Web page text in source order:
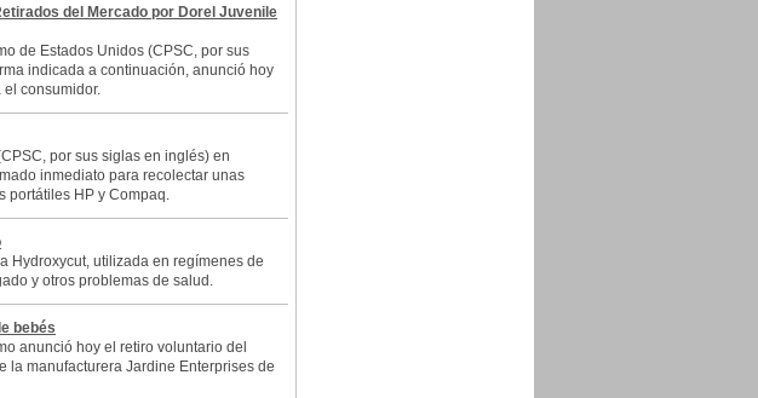
del Mercado por Dorel Juvenile
de Estados Unidos (CPSC, por sus
indicada a continuación, anunció hoy
consumidor.
por sus siglas en inglés) en
inmediato para recolectar unas
portátiles HP y Compaq.
Hydroxycut, utilizada en regímenes de
y otros problemas de salud.
bebés
anunció hoy el retiro voluntario del
la manufacturera Jardine Enterprises de